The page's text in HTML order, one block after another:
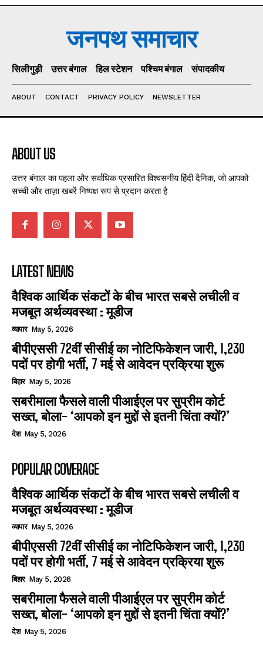
जनपथ समाचार
सिलीगुड़ी उत्तर बंगाल हिल स्टेशन पश्चिम बंगाल संपादकीय
ABOUT CONTACT PRIVACY POLICY NEWSLETTER
ABOUT US
उत्तर बंगाल का पहला और सर्वाधिक प्रसारित विश्वसनीय हिंदी दैनिक, जो आपको
सच्ची और ताज़ा खबरें निष्पक्ष रूप से प्रदान करता है
LATEST NEWS
वैश्विक आर्थिक संकटों के बीच भारत सबसे लचीली व
मजबूत अर्थव्यवस्था : मूडीज
व्यापार May 5, 2026
बीपीएससी 72वीं सीसीई का नोटिफिकेशन जारी, 1,230
पदों पर होगी भर्ती, 7 मई से आवेदन प्रक्रिया शुरू
बिहार May 5, 2026
सबरीमाला फैसले वाली पीआईएल पर सुप्रीम कोर्ट
सख्त, बोला- ‘आपको इन मुद्दों से इतनी चिंता क्यों?’
देश May 5, 2026
POPULAR COVERAGE
वैश्विक आर्थिक संकटों के बीच भारत सबसे लचीली व
मजबूत अर्थव्यवस्था : मूडीज
व्यापार May 5, 2026
बीपीएससी 72वीं सीसीई का नोटिफिकेशन जारी, 1,230
पदों पर होगी भर्ती, 7 मई से आवेदन प्रक्रिया शुरू
बिहार May 5, 2026
सबरीमाला फैसले वाली पीआईएल पर सुप्रीम कोर्ट
सख्त, बोला- ‘आपको इन मुद्दों से इतनी चिंता क्यों?’
देश May 5, 2026